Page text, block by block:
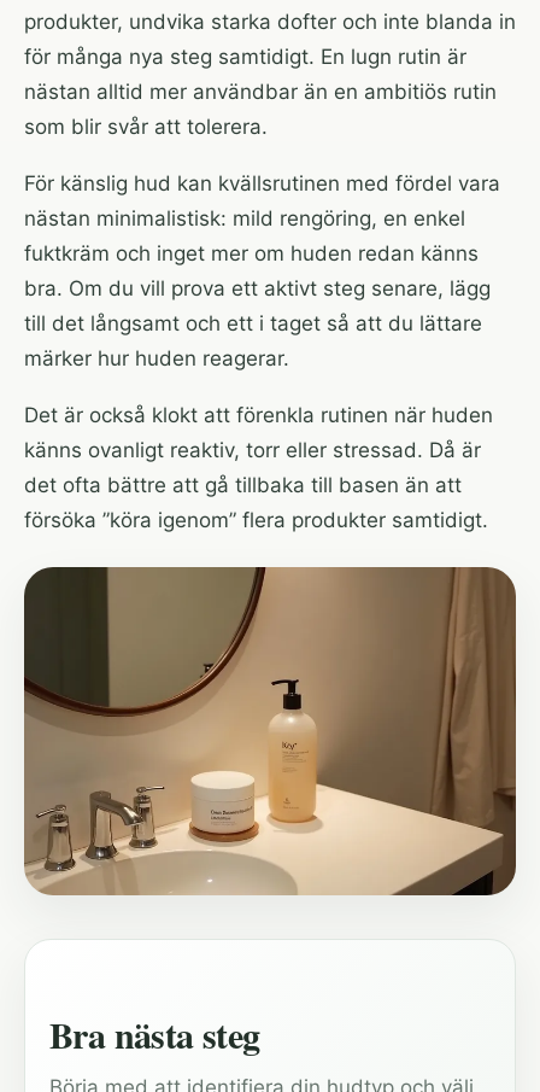
produkter, undvika starka dofter och inte blanda in
för många nya steg samtidigt. En lugn rutin är
nästan alltid mer användbar än en ambitiös rutin
som blir svår att tolerera.
För känslig hud kan kvällsrutinen med fördel vara
nästan minimalistisk: mild rengöring, en enkel
fuktkräm och inget mer om huden redan känns
bra. Om du vill prova ett aktivt steg senare, lägg
till det långsamt och ett i taget så att du lättare
märker hur huden reagerar.
Det är också klokt att förenkla rutinen när huden
känns ovanligt reaktiv, torr eller stressad. Då är
det ofta bättre att gå tillbaka till basen än att
försöka ”köra igenom” flera produkter samtidigt.
Bra nästa steg
Börja med att identifiera din hudtyp och välj